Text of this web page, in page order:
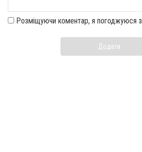
Розміщуючи коментар, я погоджуюся з
Додати